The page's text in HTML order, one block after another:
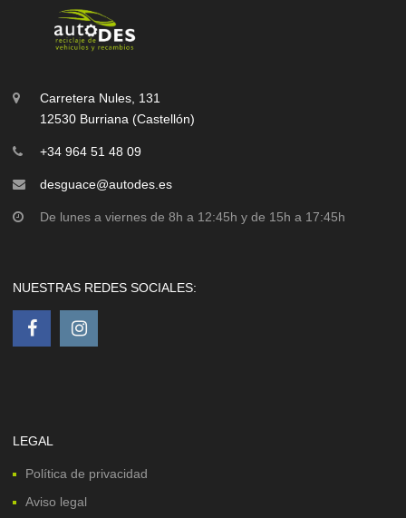
Carretera Nules, 131
12530 Burriana (Castellón)
+34 964 51 48 09
desguace@autodes.es
De lunes a viernes de 8h a 12:45h y de 15h a 17:45h
NUESTRAS REDES SOCIALES:
LEGAL
Política de privacidad
Aviso legal